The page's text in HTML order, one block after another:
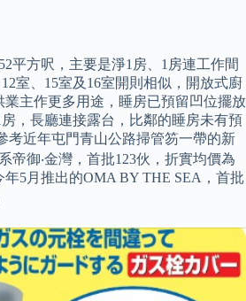
平方呎，主要是淨1房、1房連工作間
室、15室及16室開則相似，開放式廚
業主作更多用途，睡房已預留凹位擺放
，長廳連接露台，比鄰的睡房未有預
考近年屯門青山公路掃管笏一帶的新
帝御‧金灣，首批123伙，折實均價為
年5月推出的OMA BY THE SEA，首批